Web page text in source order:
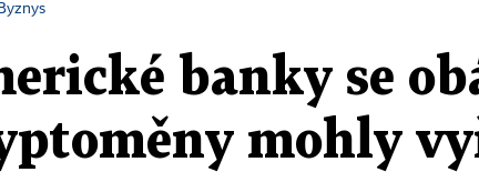
Byznys
banky se
mohly